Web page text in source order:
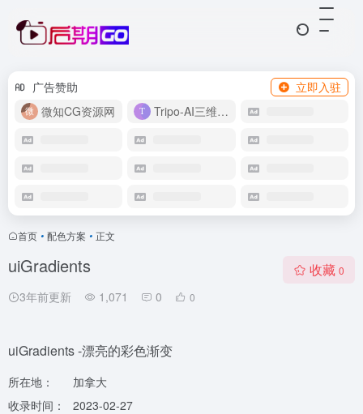
广告赞助
立即入驻
微知CG资源网
Tripo-AI三维模型
首页 • 配色方案 • 正文
uiGradients
3年前更新 1,071 0 0
收藏 0
uiGradients -漂亮的彩色渐变
所在地：
加拿大
收录时间：
2023-02-27